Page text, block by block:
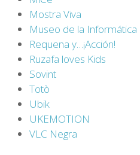
Mostra Viva
Museo de la Informática
Requena y…¡Acción!
Ruzafa loves Kids
Sovint
Totò
Ubik
UKEMOTION
VLC Negra